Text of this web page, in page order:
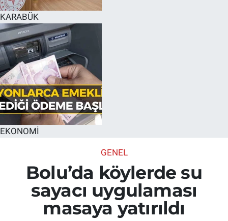
KARABÜK
EKONOMİ
GENEL
Bolu’da köylerde su
sayacı uygulaması
masaya yatırıldı
Son Dakika Haberleri
Haber Arşivi